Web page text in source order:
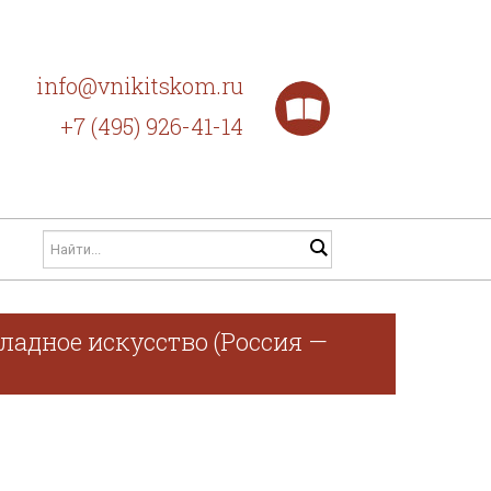
info@vnikitskom.ru
+7 (495) 926-41-14
искусство (Россия —